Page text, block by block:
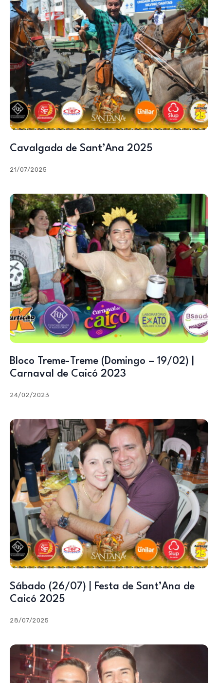
Cavalgada de Sant’Ana 2025
21/07/2025
Bloco Treme-Treme (Domingo – 19/02) |
Carnaval de Caicó 2023
24/02/2023
Sábado (26/07) | Festa de Sant’Ana de
Caicó 2025
28/07/2025